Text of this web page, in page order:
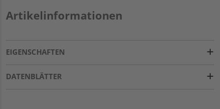
Artikelinformationen
EIGENSCHAFTEN
DATENBLÄTTER